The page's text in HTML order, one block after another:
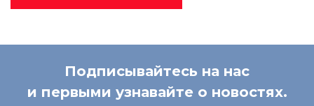
Подписывайтесь на нас
и первыми узнавайте о новостях.